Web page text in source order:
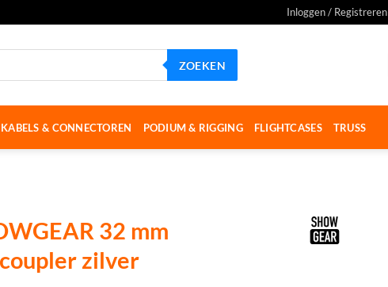
Inloggen / Registreren
ZOEKEN
KABELS & CONNECTOREN PODIUM & RIGGING FLIGHTCASES TRUSS
32 mm
zilver